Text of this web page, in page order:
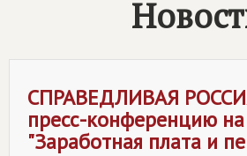
СПРАВЕДЛИВАЯ
пресс-конференцию
"Заработная плата и